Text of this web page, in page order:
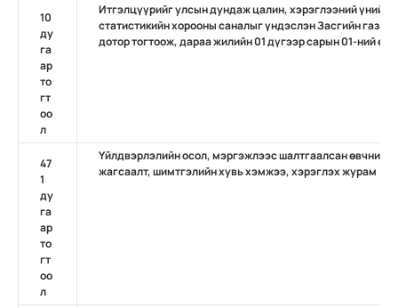
10
ду
га
ар
то
гт
оо
л
Итгэлцүүрийг улсын дундаж цалин, хэрэглээний үнийн
статистикийн хорооны саналыг үндэслэн Засгийн
дотор тогтоож, дараа жилийн 01 дүгээр сарын 01-ний
47
1
ду
га
ар
то
гт
оо
л
Үйлдвэрлэлийн осол, мэргэжлээс шалтгаалсан өвчний
жагсаалт, шимтгэлийн хувь хэмжээ, хэрэглэх журам